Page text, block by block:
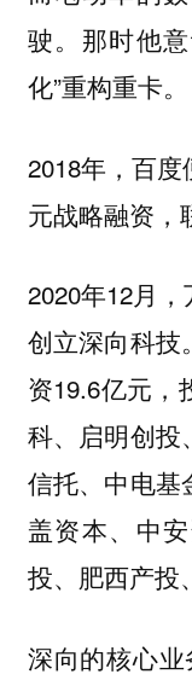
驶。那时他
化”重构重卡。
2018年，百
元战略融资，
2020年12月
创立深向科技
资19.6亿元，
科、启明创投
信托、中电基
盖资本、中
投、肥西产投
深向的核心